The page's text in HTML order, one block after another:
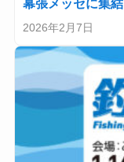
幕張メッセに集結
2026年2月7日